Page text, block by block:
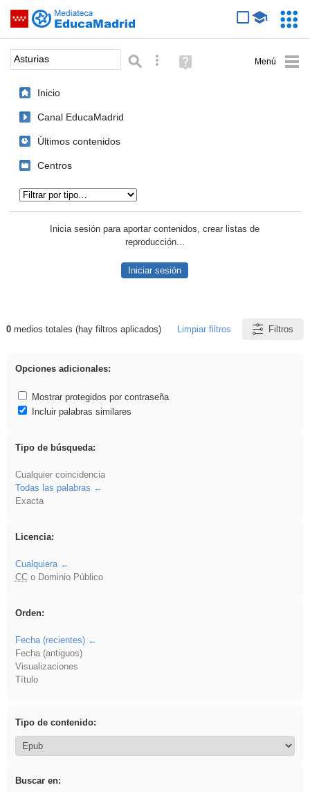
Saltar navegación
Palabra o frase: Búsqueda avanzada
Ayuda
(en
Inicio
Canal EducaMadrid
Últimos contenidos
Centros
Inicia sesión para aportar contenidos, crear listas de
reproducción...
Iniciar sesión
Resultados de: Asturias
0medios totales (hay filtros aplicados) Limpiar filtros Filtros
Opciones adicionales:
Mostrar protegidos por contraseña
Incluir palabras similares
Tipo de búsqueda:
Cualquier coincidencia
Todas las palabras
Exacta
Licencia:
Cualquiera
CCo Dominio Público
Orden:
Fecha (recientes)
Fecha (antiguos)
Visualizaciones
Título
Tipo de contenido:
Buscar en: